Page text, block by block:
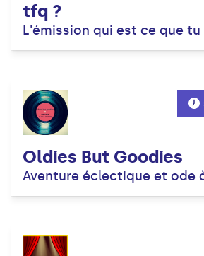
tfq ?
L'émission qui est ce que tu
Oldies But Goodies
Aventure éclectique et ode